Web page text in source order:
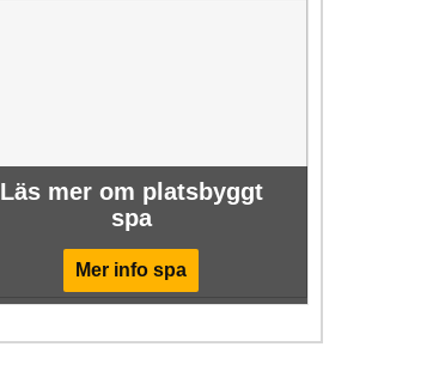
Läs mer om platsbyggt
spa
Mer info spa